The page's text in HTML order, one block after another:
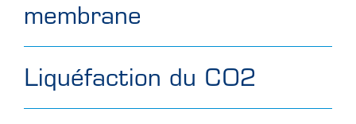
membrane
Liquéfaction du CO2